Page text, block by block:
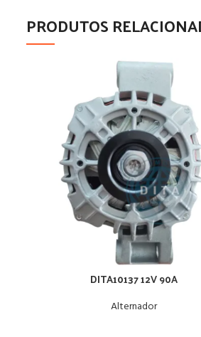
PRODUTOS
DITA10137 12V 90A
Alternador